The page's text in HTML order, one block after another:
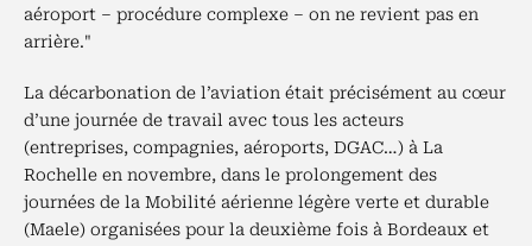
aéroport – procédure complexe – on ne revient pas en
arrière."
La décarbonation de l’aviation était précisément au cœur
d’une journée de travail avec tous les acteurs
(entreprises, compagnies, aéroports, DGAC…) à La
Rochelle en novembre, dans le prolongement des
journées de la Mobilité aérienne légère verte et durable
(Maele) organisées pour la deuxième fois à Bordeaux et